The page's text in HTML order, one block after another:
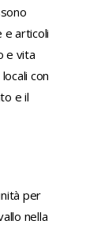
e articoli
e vita
con
e il
per
nella